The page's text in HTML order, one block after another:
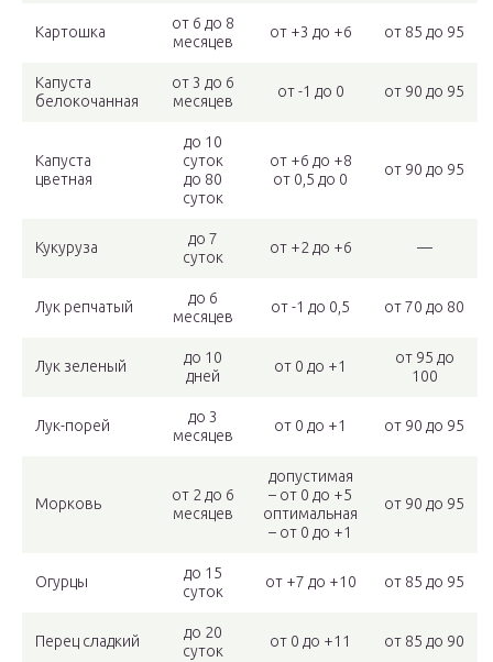
Картошка
от 6 до 8
месяцев
от +3 до +6 от 85 до 95
Капуста
белокочанная
от 3 до 6
месяцев
от -1 до 0 от 90 до 95
Капуста
цветная
до 10
суток
до 80
суток
от +6 до +8
от 0,5 до 0
от 90 до 95
Кукуруза
до 7
суток
от +2 до +6 —
Лук репчатый
до 6
месяцев
от -1 до 0,5 от 70 до 80
Лук зеленый
до 10
дней
от 0 до +1
от 95 до
100
Лук-порей
до 3
месяцев
от 0 до +1 от 90 до 95
Морковь
от 2 до 6
месяцев
допустимая
– от 0 до +5
оптимальная
– от 0 до +1
от 90 до 95
Огурцы
до 15
суток
от +7 до +10 от 85 до 95
Перец сладкий
до 20
суток
от 0 до +11 от 85 до 90